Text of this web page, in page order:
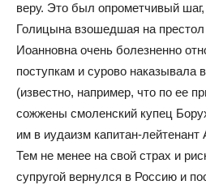
веру. Это был опрометчивый
Голицына взошедшая на
Иоанновна очень болезненно
поступкам и сурово наказывала
(известно, например, что по ее
сожжены смоленский купец
им в иудаизм капитан-
Тем не менее на свой страх и
супругой вернулся в Россию и